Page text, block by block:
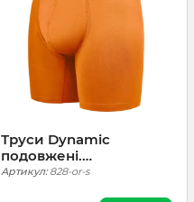
Труси Dynamic
подовжені.
Помаранчевий
Артикул:828-or-s